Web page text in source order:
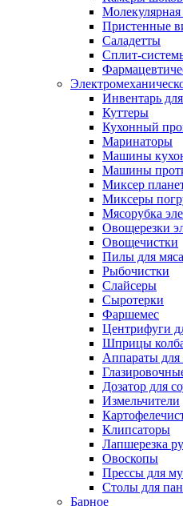
Молекулярная
Пристенные
Саладетты
Сплит-
Инвентарь
Куттеры
Кухонный
Маринаторы
Машины
Машины
Миксер
Миксеры
Мясорубка
Овощерезки
Овощечистки
Пилы для мяса
Рыбочистки
Слайсеры
Сыротерки
Фаршемес
Центрифуги
Шприцы
Аппараты для
Дозатор для
Измельчители
Клипсаторы
Лапшерезка
Овоскопы
Прессы для
Столы для
Барное